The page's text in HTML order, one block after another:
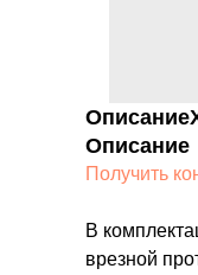
Описание
Описание
Получить
В
врезной